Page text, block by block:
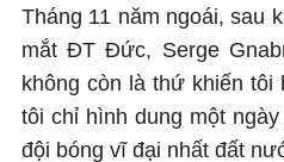
Tháng 11 năm ngoái, sau
mắt ĐT Đức, Serge
không còn là thứ khiến
tôi chỉ hình dung một
đội bóng vĩ đại nhất đất